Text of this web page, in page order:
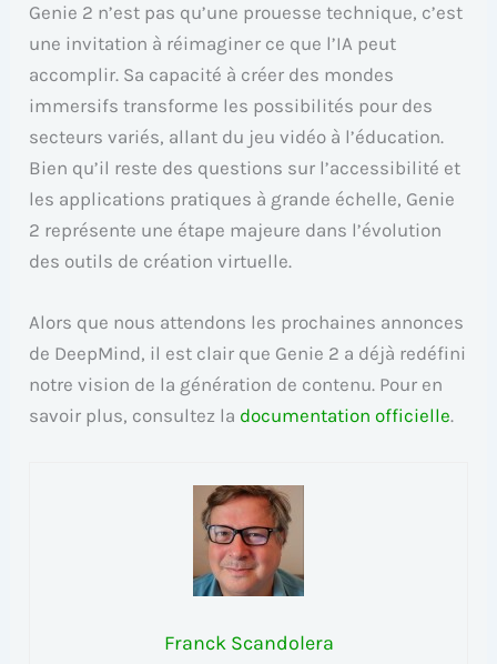
Genie 2 n’est pas qu’une prouesse technique, c’est
une invitation à réimaginer ce que l’IA peut
accomplir. Sa capacité à créer des mondes
immersifs transforme les possibilités pour des
secteurs variés, allant du jeu vidéo à l’éducation.
Bien qu’il reste des questions sur l’accessibilité et
les applications pratiques à grande échelle, Genie
2 représente une étape majeure dans l’évolution
des outils de création virtuelle.
Alors que nous attendons les prochaines annonces
de DeepMind, il est clair que Genie 2 a déjà redéfini
notre vision de la génération de contenu. Pour en
savoir plus, consultez la documentation officielle.
Franck Scandolera